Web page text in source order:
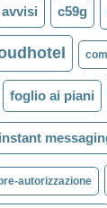
avvisi c59g
foglio ai piani
instant
autorizzazione